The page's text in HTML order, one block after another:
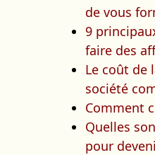
de vous
9
faire des
Le coût de
société
Comment
Quelles
pour